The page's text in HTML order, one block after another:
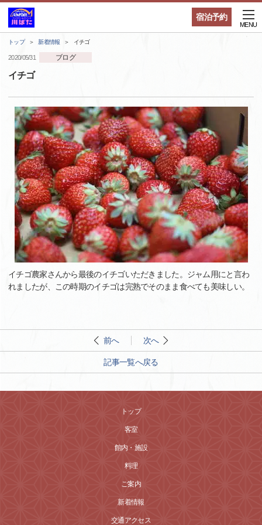
宿泊予約
MENU
トップ 新着情報 イチゴ
2020/05/31 ブログ
イチゴ
イチゴ農家さんから最後のイチゴいただきました。ジャム用にと言わ
れましたが、この時期のイチゴは完熟でそのまま食べても美味しい。
前へ 次へ
記事一覧へ戻る
トップ
客室
館内・施設
料理
ご案内
新着情報
交通アクセス